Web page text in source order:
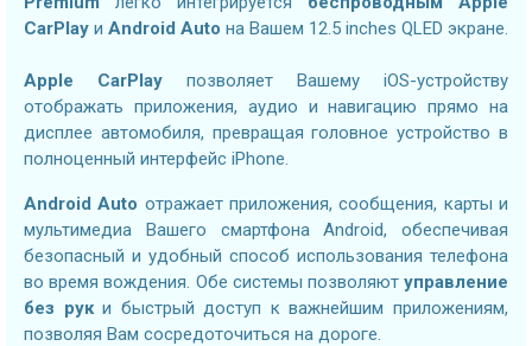
CarPlay и Android Auto на Вашем 12.5 inches QLED экране.
Apple CarPlay позволяет Вашему iOS-устройству
отображать приложения, аудио и навигацию прямо на
дисплее автомобиля, превращая головное устройство в
полноценный интерфейс iPhone.
Android Auto отражает приложения, сообщения, карты и
мультимедиа Вашего смартфона Android, обеспечивая
безопасный и удобный способ использования телефона
во время вождения. Обе системы позволяют управление
без руки быстрый доступ к важнейшим приложениям,
позволяя Вам сосредоточиться на дороге.